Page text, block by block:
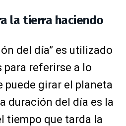
la tierra haciendo
del día” es utilizado
referirse a lo
puede girar el planeta
duración del día es la
tiempo que tarda la